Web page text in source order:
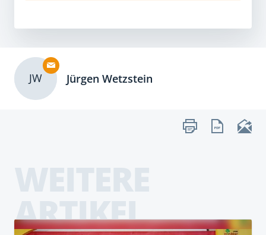
JW Jürgen Wetzstein
ARTIKEL